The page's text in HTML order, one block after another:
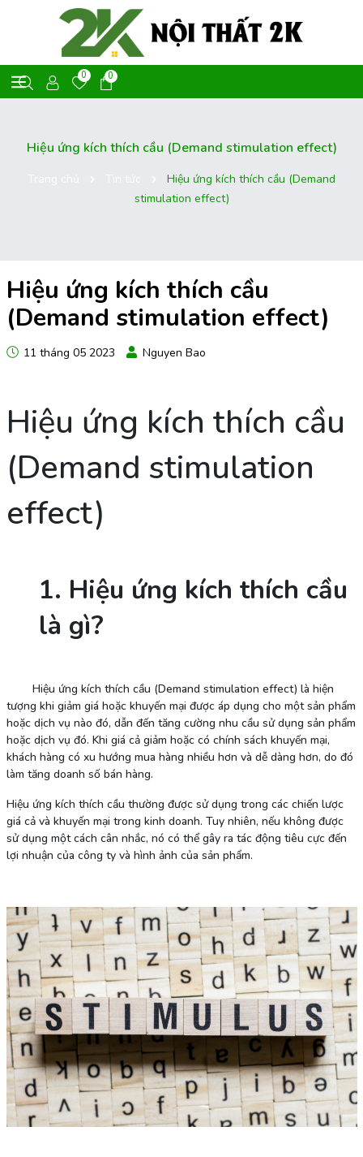
0 0
Hiệu ứng kích thích cầu (Demand stimulation effect)
Hiệu ứng kích thích cầu (Demand
stimulation effect)
Hiệu ứng kích thích cầu
(Demand stimulation effect)
11 tháng 05 2023 Nguyen Bao
Hiệu ứng kích thích cầu
(Demand stimulation
effect)
1. Hiệu ứng kích thích cầu
là gì?
Hiệu ứng kích thích cầu (Demand stimulation effect) là hiện
tượng khi giảm giá hoặc khuyến mại được áp dụng cho một sản phẩm
hoặc dịch vụ nào đó, dẫn đến tăng cường nhu cầu sử dụng sản phẩm
hoặc dịch vụ đó. Khi giá cả giảm hoặc có chính sách khuyến mại,
khách hàng có xu hướng mua hàng nhiều hơn và dễ dàng hơn, do đó
làm tăng doanh số bán hàng.
Hiệu ứng kích thích cầu thường được sử dụng trong các chiến lược
giá cả và khuyến mại trong kinh doanh. Tuy nhiên, nếu không được
sử dụng một cách cân nhắc, nó có thể gây ra tác động tiêu cực đến
lợi nhuận của công ty và hình ảnh của sản phẩm.